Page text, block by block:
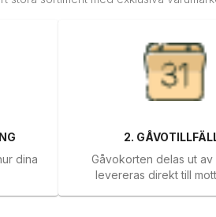
dina
2.
Gåvokorten delas ut
levereras direkt till